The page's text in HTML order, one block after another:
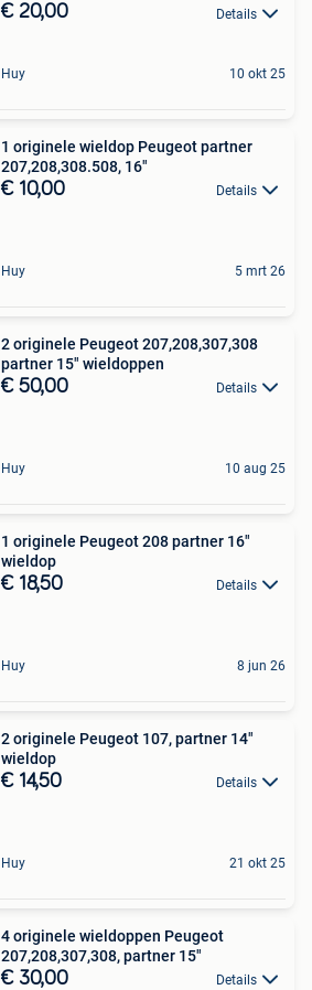
€ 20,00 Details
Huy 10 okt 25
1 originele wieldop Peugeot partner
207,208,308.508, 16"
€ 10,00 Details
Huy 5 mrt 26
2 originele Peugeot 207,208,307,308
partner 15" wieldoppen
€ 50,00 Details
Huy 10 aug 25
1 originele Peugeot 208 partner 16"
wieldop
€ 18,50 Details
Huy 8 jun 26
2 originele Peugeot 107, partner 14"
wieldop
€ 14,50 Details
Huy 21 okt 25
4 originele wieldoppen Peugeot
207,208,307,308, partner 15"
€ 30,00 Details